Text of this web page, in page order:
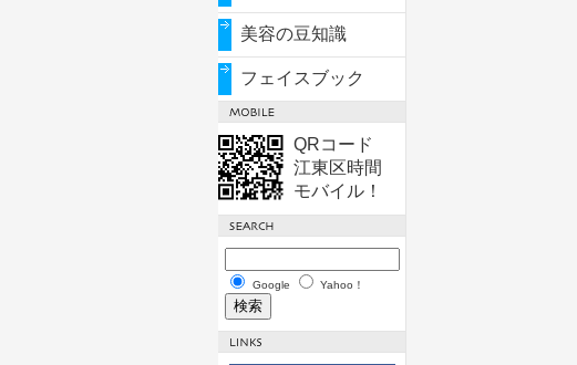
美容の豆知識
フェイスブック
QRコード
江東区時間
モバイル！
Google Yahoo！